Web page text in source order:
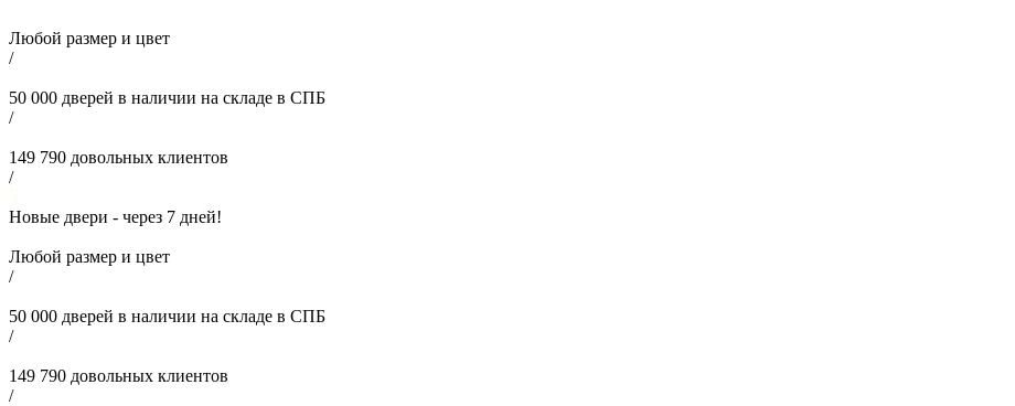
Любой размер и цвет
/
50 000 дверей в наличии на складе в СПБ
/
149 790 довольных клиентов
/
Новые двери - через 7 дней!
Любой размер и цвет
/
50 000 дверей в наличии на складе в СПБ
/
149 790 довольных клиентов
/